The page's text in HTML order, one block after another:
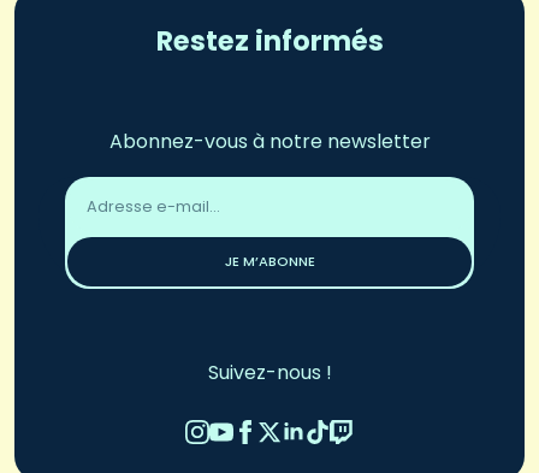
Restez informés
Abonnez-vous à notre newsletter
Adresse
email
JE M’ABONNE
Suivez-nous !